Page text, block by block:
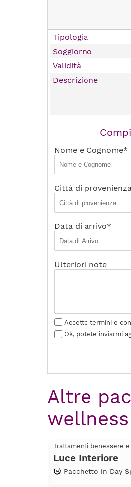
Tipologia
Soggiorno
Validità
Descrizione
Nome e Cognome*
Città di provenienza
Data di arrivo*
Ulteriori note
Accetto termini e
Ok, potete inviarmi
Altre
wellness
Trattamenti benessere e
Luce Interiore
Pacchetto in Day